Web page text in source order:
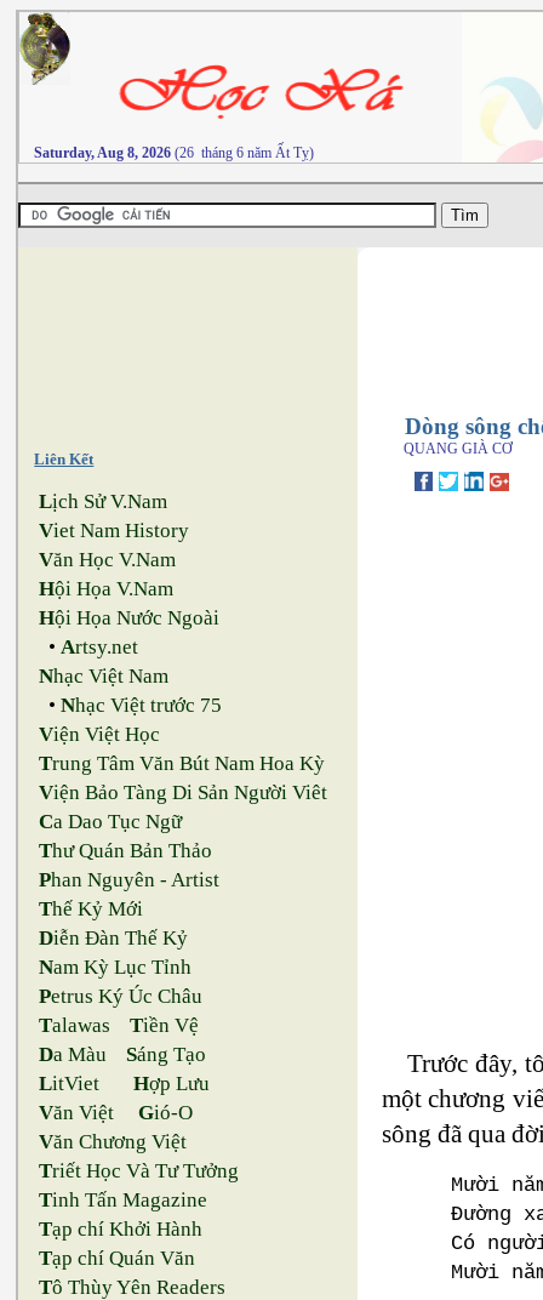
Saturday, Aug 8, 2026 (26 tháng 6 năm Ất Tỵ)
Liên Kết
Lịch Sử V.Nam
Viet Nam History
Văn Học V.Nam
Hội Họa V.Nam
Hội Họa Nước Ngoài
•Artsy.net
Nhạc Việt Nam
•Nhạc Việt trước 75
Viện Việt Học
Trung Tâm Văn Bút Nam Hoa Kỳ
Viện Bảo Tàng Di Sản Người Viêt
Ca Dao Tục Ngữ
Thư Quán Bản Thảo
Phan Nguyên - Artist
Thế Kỷ Mới
Diễn Đàn Thế Kỷ
Nam Kỳ Lục Tỉnh
Petrus Ký Úc Châu
Talawas Tiền Vệ
Da Màu Sáng Tạo
LitViet Hợp Lưu
Văn Việt Gió-O
Văn Chương Việt
Triết Học Và Tư Tưởng
Tinh Tấn Magazine
Tạp chí Khởi Hành
Tạp chí Quán Văn
Tô Thùy Yên Readers
Dòng sông
QUANG GIÀ CƠ
Trước đây,
một chương
sông đã qua
Mười
Đường
Có
Mười